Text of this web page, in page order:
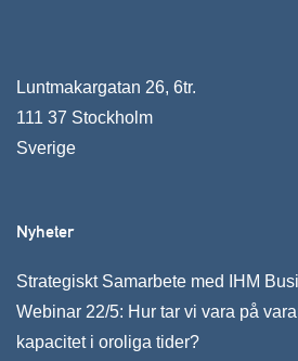
Luntmakargatan 26, 6tr.
111 37 Stockholm
Sverige
Nyheter
Strategiskt Samarbete med IHM
Webinar 22/5: Hur tar vi vara på
kapacitet i oroliga tider?